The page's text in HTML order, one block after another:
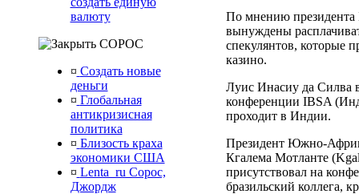
валюту
СОРОС
¤ Создать новые
деньги
¤ Глобальная
антикризисная
политика
¤ Близость краха
экономики США
¤ Lenta_ru Сорос,
Джордж
По мнению президента
вынуждены
спекулянтов, которые
казино.
Луис Инасиу да Силва
конференции IBSA
проходит в Индии.
Президент Южно-
Кгалема Мотланте
присутствовал на
бразильский коллега,